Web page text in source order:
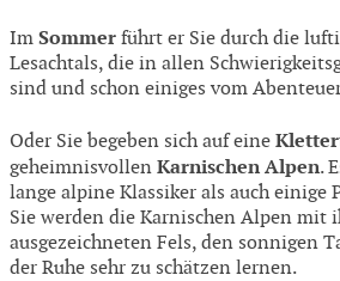
Im Sommer führt er Sie durch die
Lesachtals, die in allen
sind und schon einiges vom
Oder Sie begeben sich auf eine
geheimnisvollen Karnischen Alpen.
lange alpine Klassiker als auch einige
Sie werden die Karnischen Alpen mit
ausgezeichneten Fels, den sonnigen
der Ruhe sehr zu schätzen lernen.